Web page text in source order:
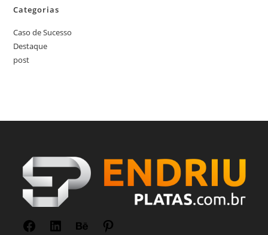
Categorias
Caso de Sucesso
Destaque
post
FacebookLinkedIn Behance